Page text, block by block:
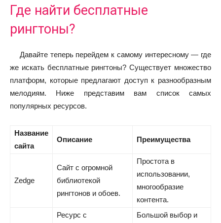
Где найти бесплатные
рингтоны?
Давайте теперь перейдем к самому интересному — где
же искать бесплатные рингтоны? Существует множество
платформ, которые предлагают доступ к разнообразным
мелодиям. Ниже представим вам список самых
популярных ресурсов.
Название
сайта
Описание Преимущества
Zedge
Сайт с огромной
библиотекой
рингтонов и обоев.
Простота в
использовании,
многообразие
контента.
Ресурс с
Большой выбор и